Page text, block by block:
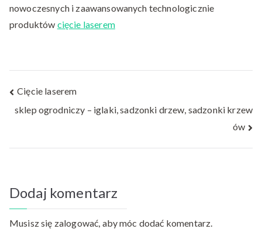
nowoczesnych i zaawansowanych technologicznie
produktów cięcie laserem
Nawigacja
wpisu
Cięcie laserem
sklep ogrodniczy – iglaki, sadzonki drzew, sadzonki krzew
ów
Dodaj komentarz
Musisz się zalogować , aby móc dodać komentarz.